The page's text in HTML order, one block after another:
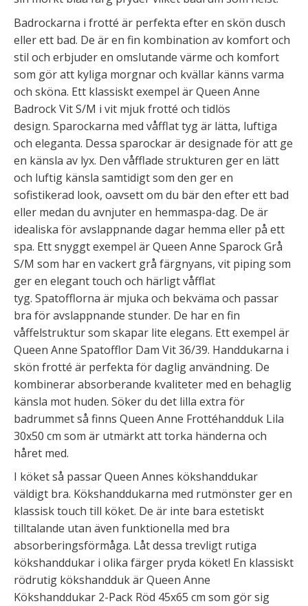
Badrockarna i frotté är perfekta efter en skön dusch
eller ett bad. De är en fin kombination av komfort och
stil och erbjuder en omslutande värme och komfort
som gör att kyliga morgnar och kvällar känns varma
och sköna. Ett klassiskt exempel är Queen Anne
Badrock Vit S/M i vit mjuk frotté och tidlös
design. Sparockarna med våfflat tyg är lätta, luftiga
och eleganta. Dessa sparockar är designade för att ge
en känsla av lyx. Den våfflade strukturen ger en lätt
och luftig känsla samtidigt som den ger en
sofistikerad look, oavsett om du bär den efter ett bad
eller medan du avnjuter en hemmaspa-dag. De är
idealiska för avslappnande dagar hemma eller på ett
spa. Ett snyggt exempel är Queen Anne Sparock Grå
S/M som har en vackert grå färgnyans, vit piping som
ger en elegant touch och härligt våfflat
tyg. Spatofflorna är mjuka och bekväma och passar
bra för avslappnande stunder. De har en fin
våffelstruktur som skapar lite elegans. Ett exempel är
Queen Anne Spatofflor Dam Vit 36/39. Handdukarna i
skön frotté är perfekta för daglig användning. De
kombinerar absorberande kvaliteter med en behaglig
känsla mot huden. Söker du det lilla extra för
badrummet så finns Queen Anne Frottéhandduk Lila
30x50 cm som är utmärkt att torka händerna och
håret med.
I köket så passar Queen Annes kökshanddukar
väldigt bra. Kökshanddukarna med rutmönster ger en
klassisk touch till köket. De är inte bara estetiskt
tilltalande utan även funktionella med bra
absorberingsförmåga. Låt dessa trevligt rutiga
kökshanddukar i olika färger pryda köket! En klassiskt
rödrutig kökshandduk är Queen Anne
Kökshanddukar 2-Pack Röd 45x65 cm som gör sig